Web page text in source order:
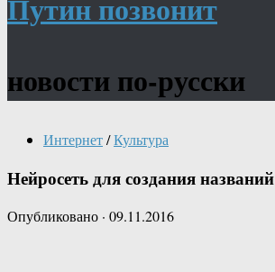
Путин позвонит
новости по-русски
Интернет/Культура
Нейросеть для создания названий
Опубликовано · 09.11.2016